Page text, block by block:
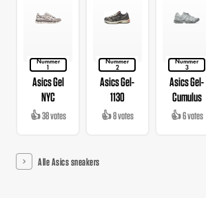
Nummer
1
Asics Gel
NYC
👍 38 votes
Nummer
2
Asics Gel-
1130
👍 8 votes
Nummer
3
Asics Gel-
Cumulus
👍 6 votes
Alle Asics sneakers